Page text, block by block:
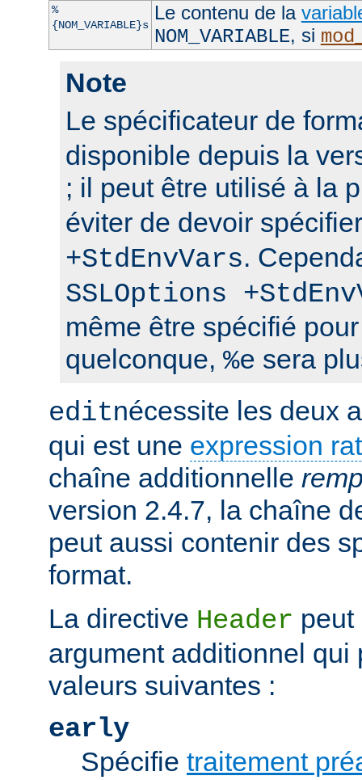
%
{NOM_VARIABLE}s
Le contenu de la
NOM_VARIABLE, si
Note
Le spécificateur de
disponible depuis la
; il peut être utilisé à la
éviter de devoir
+StdEnvVars.
SSLOptions
même être spécifié
quelconque, %e sera
editnécessite les deux
qui est une expression
chaîne additionnelle
version 2.4.7, la chaîne
peut aussi contenir des
format.
La directive Header peut
argument additionnel qui
valeurs suivantes :
early
Spécifie traitement